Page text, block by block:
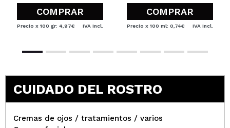
COMPRAR
Precio x 100 gr: 4,97€ IVA Incl.
COMPRAR
Precio x 100 ml: 0,74€ IVA Incl.
CUIDADO DEL ROSTRO
Cremas de ojos / tratamientos / varios